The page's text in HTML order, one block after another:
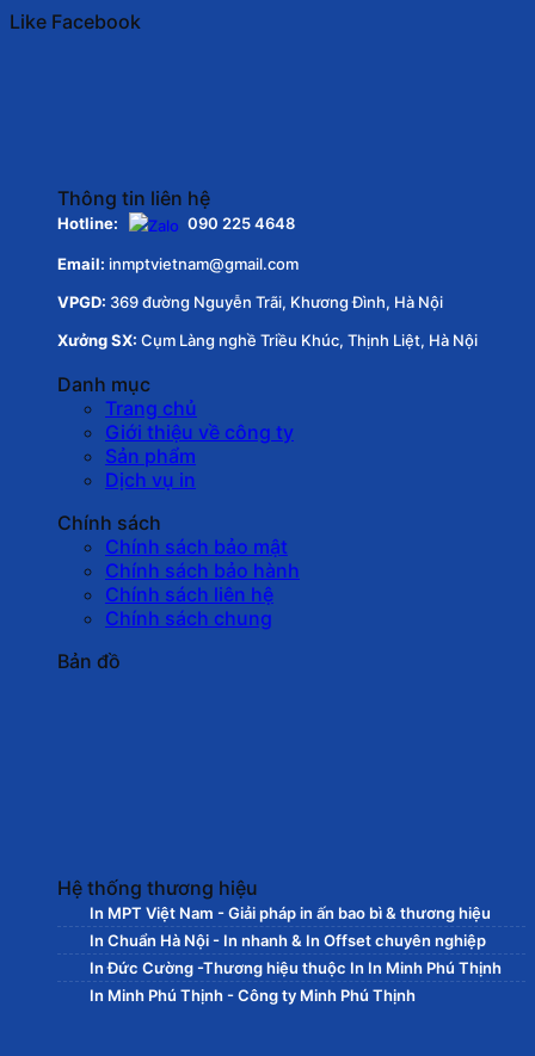
Like Facebook
Thông tin liên hệ
Hotline: 090 225 4648
Email: inmptvietnam@gmail.com
VPGD: 369 đường Nguyễn Trãi, Khương Đình, Hà Nội
Xưởng SX: Cụm Làng nghề Triều Khúc, Thịnh Liệt, Hà Nội
Danh mục
Trang chủ
Giới thiệu về công ty
Sản phẩm
Dịch vụ in
Chính sách
Chính sách bảo mật
Chính sách bảo hành
Chính sách liên hệ
Chính sách chung
Bản đồ
Hệ thống thương hiệu
In MPT Việt Nam - Giải pháp in ấn bao bì & thương hiệu
In Chuẩn Hà Nội - In nhanh & In Offset chuyên nghiệp
In Đức Cường -Thương hiệu thuộc In In Minh Phú Thịnh
In Minh Phú Thịnh - Công ty Minh Phú Thịnh